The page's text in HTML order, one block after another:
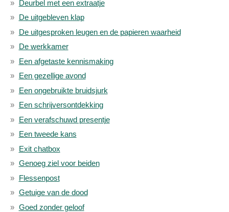
Deurbel met een extraatje
De uitgebleven klap
De uitgesproken leugen en de papieren waarheid
De werkkamer
Een afgetaste kennismaking
Een gezellige avond
Een ongebruikte bruidsjurk
Een schrijversontdekking
Een verafschuwd presentje
Een tweede kans
Exit chatbox
Genoeg ziel voor beiden
Flessenpost
Getuige van de dood
Goed zonder geloof